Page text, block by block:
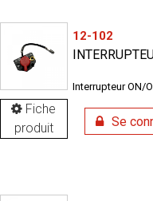
Fiche
produit
12-102
Interrupteur ON/
Se